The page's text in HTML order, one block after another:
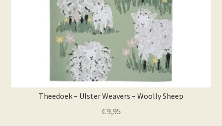
Theedoek – Ulster Weavers – Woolly Sheep
€9,95